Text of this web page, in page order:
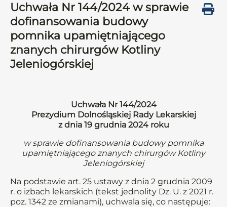
Uchwała Nr 144/2024 w sprawie
dofinansowania budowy
pomnika upamiętniającego
znanych chirurgów Kotliny
Jeleniogórskiej
Uchwała Nr 144/2024
Prezydium Dolnośląskiej Rady Lekarskiej
z dnia 19 grudnia 2024 roku
w sprawie dofinansowania budowy pomnika
upamiętniającego znanych chirurgów Kotliny
Jeleniogórskiej
Na podstawie art. 25 ustawy z dnia 2 grudnia 2009
r. o izbach lekarskich (tekst jednolity Dz. U. z 2021 r.
poz. 1342 ze zmianami), uchwala się, co następuje: